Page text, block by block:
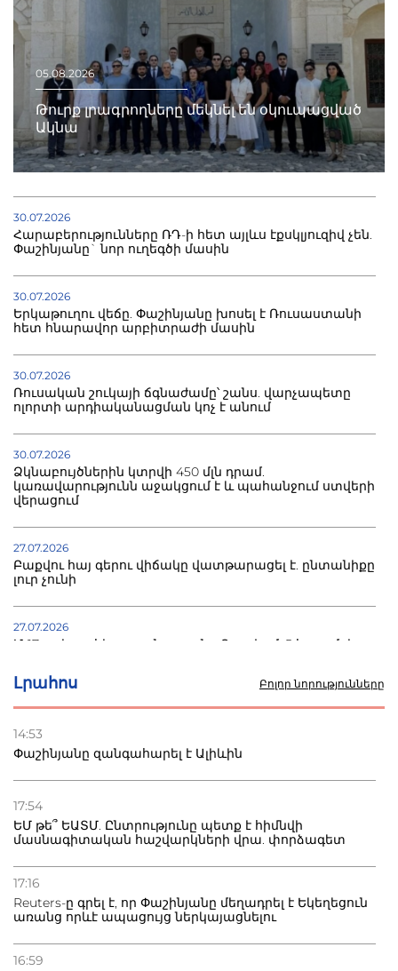
Լրահոս Բոլոր նորությունները
14:53
Փաշինյանը զանգահարել է Ալիևին
17:54
ԵՄ թե՞ ԵԱՏՄ. Ընտրությունը պետք է հիմնվի
մասնագիտական հաշվարկների վրա. փորձագետ
17:16
Reuters-ը գրել է, որ Փաշինյանը մեղադրել է Եկեղեցուն
առանց որևէ ապացույց ներկայացնելու
16:59
05.08.2026
Թուրք լրագրողները մեկնել են օկուպացված
Ակնա
30.07.2026
Հարաբերությունները ՌԴ-ի հետ այլևս էքսկլյուզիվ չեն.
Փաշինյանը` նոր ուղեգծի մասին
30.07.2026
Երկաթուղու վեճը. Փաշինյանը խոսել է Ռուսաստանի
հետ հնարավոր արբիտրաժի մասին
30.07.2026
Ռուսական շուկայի ճգնաժամը՝ շանս. վարչապետը
ոլորտի արդիականացման կոչ է անում
30.07.2026
Ձկնաբույծներին կտրվի 450 մլն դրամ.
կառավարությունն աջակցում է և պահանջում ստվերի
վերացում
27.07.2026
Բաքվու հայ գերու վիճակը վատթարացել է. ընտանիքը
լուր չունի
27.07.2026
Մ-17 աշխարհի առաջնությունը Բաքվում. 5 հայ ըմբիշ
22.07.2026
տուժածներ կան
21.07.2026
Դատվածություն ունեցող միգրանտներին կարգելվի
բնակվել Ռուսաստանում
20.07.2026
Բաքվի բանտից գեներալ Մանուկյանը դիմել է
Փաշինյանին